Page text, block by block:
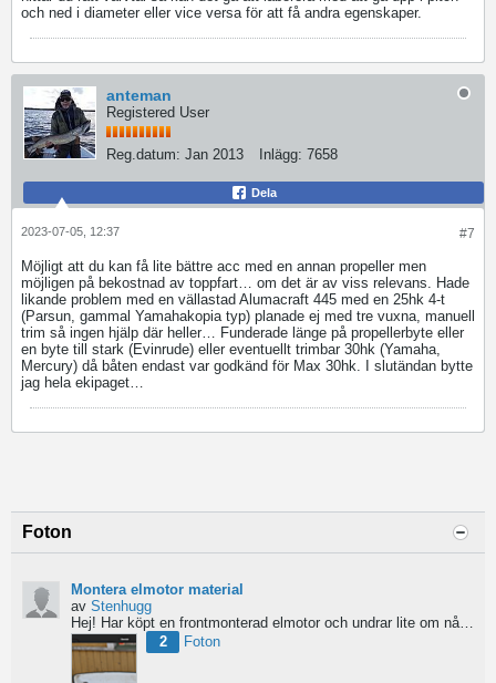
och ned i diameter eller vice versa för att få andra egenskaper.
anteman
Registered User
Reg.datum: Jan 2013 Inlägg: 7658
Dela
#7
2023-07-05, 12:37
Möjligt att du kan få lite bättre acc med en annan propeller men
möjligen på bekostnad av toppfart… om det är av viss relevans. Hade
likande problem med en vällastad Alumacraft 445 med en 25hk 4-t
(Parsun, gammal Yamahakopia typ) planade ej med tre vuxna, manuell
trim så ingen hjälp där heller… Funderade länge på propellerbyte eller
en byte till stark (Evinrude) eller eventuellt trimbar 30hk (Yamaha,
Mercury) då båten endast var godkänd för Max 30hk. I slutändan bytte
jag hela ekipaget…
Foton
Montera elmotor material
av Stenhugg
Hej! Har köpt en frontmonterad elmotor och undrar lite om nån har någon tips hur man ska börja bygga...
2
Foton